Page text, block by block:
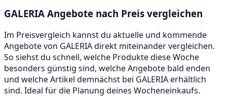
GALERIA Angebote nach Preis vergleichen
Im Preisvergleich kannst du aktuelle und kommende
Angebote von GALERIA direkt miteinander vergleichen.
So siehst du schnell, welche Produkte diese Woche
besonders günstig sind, welche Angebote bald enden
und welche Artikel demnächst bei GALERIA erhältlich
sind. Ideal für die Planung deines Wocheneinkaufs.